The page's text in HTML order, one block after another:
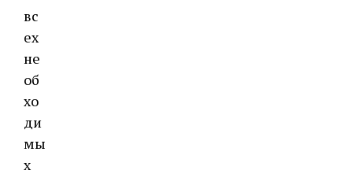
вс
ех
не
об
хо
ди
мы
х